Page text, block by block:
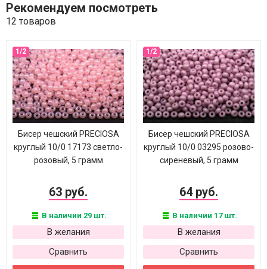
Рекомендуем посмотреть
12 товаров
Бисер чешский PRECIOSA
круглый 10/0 17173 светло-
розовый, 5 грамм
63 руб.
В наличии 29 шт.
В желания
Сравнить
Бисер чешский PRECIOSA
круглый 10/0 03295 розово-
сиреневый, 5 грамм
64 руб.
В наличии 17 шт.
В желания
Сравнить